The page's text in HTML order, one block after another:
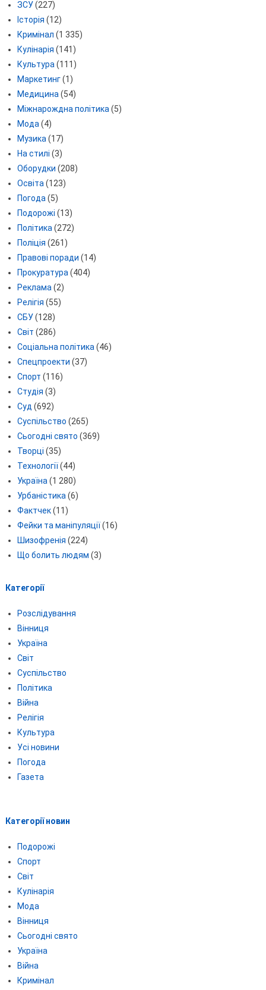
ЗСУ(227)
Історія (12)
Кримінал (1 335)
Кулінарія (141)
Культура (111)
Маркетинг(1)
Медицина (54)
Міжнарождна політика (5)
Мода (4)
Музика (17)
На стилі (3)
Оборудки (208)
Освіта (123)
Погода (5)
Подорожі (13)
Політика (272)
Поліція (261)
Правові поради (14)
Прокуратура (404)
Реклама (2)
Релігія (55)
СБУ(128)
Світ (286)
Соціальна політика (46)
Спецпроекти (37)
Спорт (116)
Студія (3)
Суд (692)
Суспільство (265)
Сьогодні свято (369)
Творці (35)
Технології(44)
Україна (1 280)
Урбаністика (6)
Фактчек(11)
Фейки та маніпуляції(16)
Шизофренія (224)
Що болить людям (3)
Категорії
Розслідування
Вінниця
Україна
Світ
Суспільство
Політика
Війна
Релігія
Культура
Усі новини
Погода
Газета
Категорії новин
Подорожі
Спорт
Світ
Кулінарія
Мода
Вінниця
Сьогодні свято
Україна
Війна
Кримінал